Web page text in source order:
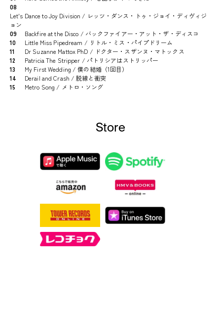
08
Let's Dance to Joy Division / レッツ・ダンス・トゥ・ジョイ・ディヴィジ
ョン
09
Backfire at the Disco / バックファイアー・アット・ザ・ディスコ
10
Little Miss Pipedream / リトル・ミス・パイプドリーム
11
Dr Suzanne Mattox PhD / ドクター・スザンヌ・マトックス
12
Patricia The Stripper / パトリシアはストリッパー
13
My First Wedding / 僕の結婚（1回目）
14
Derail and Crash / 脱線と衝突
15
Metro Song / メトロ・ソング
Store